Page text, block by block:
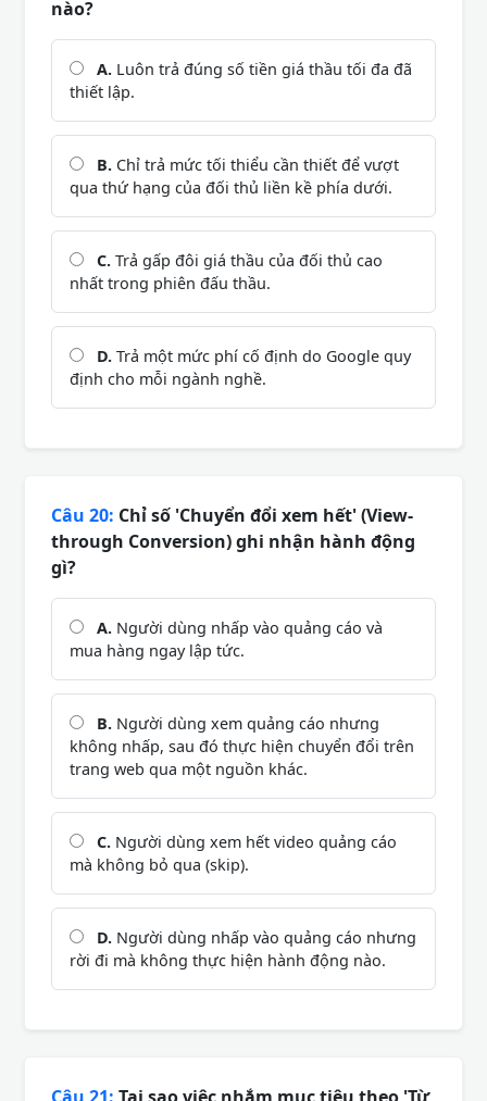
nào?
A. Luôn trả đúng số tiền giá thầu tối đa đã
thiết lập.
B. Chỉ trả mức tối thiểu cần thiết để vượt
qua thứ hạng của đối thủ liền kề phía dưới.
C. Trả gấp đôi giá thầu của đối thủ cao
nhất trong phiên đấu thầu.
D. Trả một mức phí cố định do Google quy
định cho mỗi ngành nghề.
Câu 20: Chỉ số 'Chuyển đổi xem hết' (View-
through Conversion) ghi nhận hành động
gì?
A. Người dùng nhấp vào quảng cáo và
mua hàng ngay lập tức.
B. Người dùng xem quảng cáo nhưng
không nhấp, sau đó thực hiện chuyển đổi trên
trang web qua một nguồn khác.
C. Người dùng xem hết video quảng cáo
mà không bỏ qua (skip).
D. Người dùng nhấp vào quảng cáo nhưng
rời đi mà không thực hiện hành động nào.